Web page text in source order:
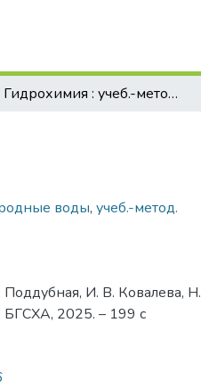
Гидрохимия : учеб.-метод. пособие
воды, учеб.-метод.
И. В. Ковалева, Н.
БГСХА, 2025. – 199 с